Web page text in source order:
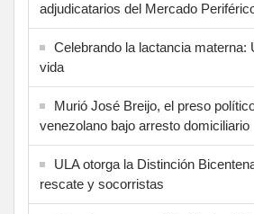
adjudicatarios del Mercado
Celebrando la lactancia materna:
vida
Murió José Breijo, el preso
venezolano bajo arresto domiciliario
ULA otorga la Distinción
rescate y socorristas